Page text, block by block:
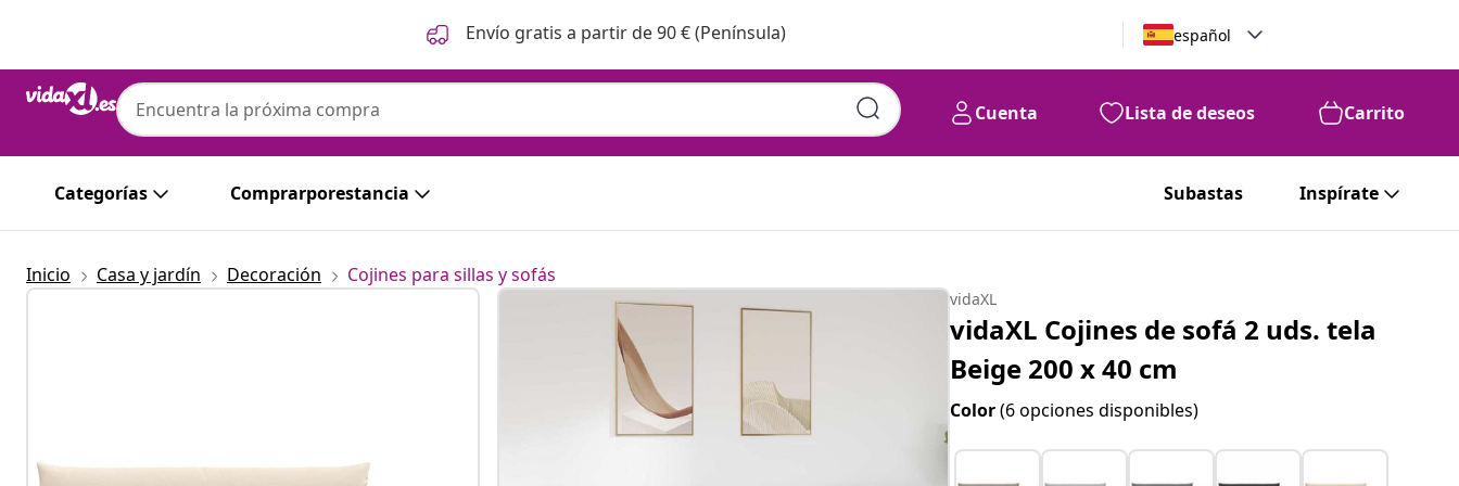
Envío gratis a partir de 90 € (Península) español
Cuenta Lista de deseos Carrito
Categorías Comprarporestancia Subastas Inspírate
Inicio Casa y jardín Decoración Cojines para sillas y sofás
vidaXL
vidaXL Cojines de sofá 2 uds. tela
Beige 200 x 40 cm
Color(6 opciones disponibles)